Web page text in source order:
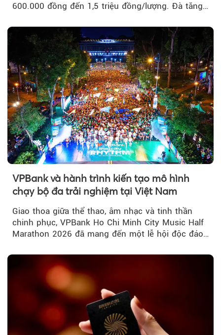
600.000 đồng đến 1,5 triệu đồng/lượng. Đà tăng
vàng thế giới bứt phá lên mức cao nhất trong
một tháng.
VPBank và hành trình kiến tạo mô hình
chạy bộ đa trải nghiệm tại Việt Nam
Giao thoa giữa thể thao, âm nhạc và tinh thần
chinh phục, VPBank Ho Chi Minh City Music Half
Marathon 2026 đã mang đến một lễ hội độc đáo